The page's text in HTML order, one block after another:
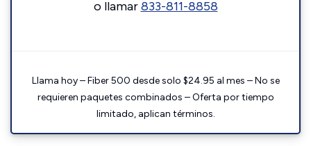
o llamar833-811-8858
Llama hoy – Fiber 500 desde solo $24.95 al mes – No se
requieren paquetes combinados – Oferta por tiempo
limitado, aplican términos.